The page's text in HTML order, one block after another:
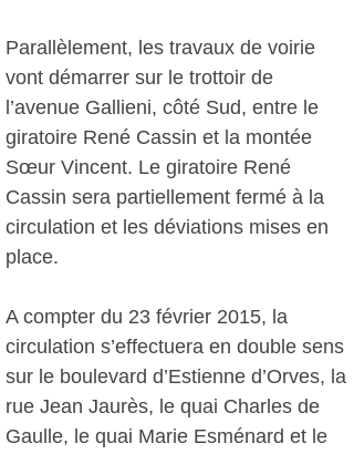
Parallèlement, les travaux de voirie
vont démarrer sur le trottoir de
l’avenue Gallieni, côté Sud, entre le
giratoire René Cassin et la montée
Sœur Vincent. Le giratoire René
Cassin sera partiellement fermé à la
circulation et les déviations mises en
place.
A compter du 23 février 2015, la
circulation s’effectuera en double sens
sur le boulevard d’Estienne d’Orves, la
rue Jean Jaurès, le quai Charles de
Gaulle, le quai Marie Esménard et le